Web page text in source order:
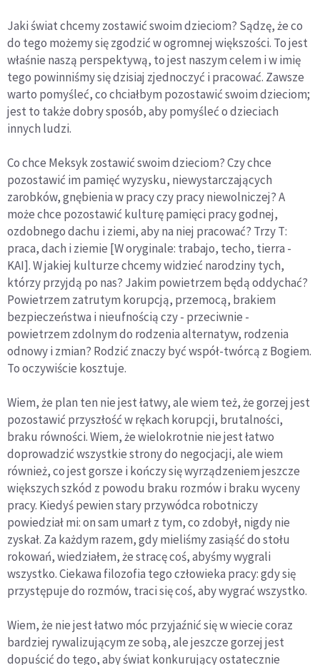
Jaki świat chcemy zostawić swoim dzieciom? Sądzę, że co
do tego możemy się zgodzić w ogromnej większości. To jest
właśnie naszą perspektywą, to jest naszym celem i w imię
tego powinniśmy się dzisiaj zjednoczyć i pracować. Zawsze
warto pomyśleć, co chciałbym pozostawić swoim dzieciom;
jest to także dobry sposób, aby pomyśleć o dzieciach
innych ludzi.
Co chce Meksyk zostawić swoim dzieciom? Czy chce
pozostawić im pamięć wyzysku, niewystarczających
zarobków, gnębienia w pracy czy pracy niewolniczej? A
może chce pozostawić kulturę pamięci pracy godnej,
ozdobnego dachu i ziemi, aby na niej pracować? Trzy T:
praca, dach i ziemie [W oryginale: trabajo, techo, tierra -
KAI]. W jakiej kulturze chcemy widzieć narodziny tych,
którzy przyjdą po nas? Jakim powietrzem będą oddychać?
Powietrzem zatrutym korupcją, przemocą, brakiem
bezpieczeństwa i nieufnością czy - przeciwnie -
powietrzem zdolnym do rodzenia alternatyw, rodzenia
odnowy i zmian? Rodzić znaczy być współ-twórcą z Bogiem.
To oczywiście kosztuje.
Wiem, że plan ten nie jest łatwy, ale wiem też, że gorzej jest
pozostawić przyszłość w rękach korupcji, brutalności,
braku równości. Wiem, że wielokrotnie nie jest łatwo
doprowadzić wszystkie strony do negocjacji, ale wiem
również, co jest gorsze i kończy się wyrządzeniem jeszcze
większych szkód z powodu braku rozmów i braku wyceny
pracy. Kiedyś pewien stary przywódca robotniczy
powiedział mi: on sam umarł z tym, co zdobył, nigdy nie
zyskał. Za każdym razem, gdy mieliśmy zasiąść do stołu
rokowań, wiedziałem, że stracę coś, abyśmy wygrali
wszystko. Ciekawa filozofia tego człowieka pracy: gdy się
przystępuje do rozmów, traci się coś, aby wygrać wszystko.
Wiem, że nie jest łatwo móc przyjaźnić się w wiecie coraz
bardziej rywalizującym ze sobą, ale jeszcze gorzej jest
dopuścić do tego, aby świat konkurujący ostatecznie